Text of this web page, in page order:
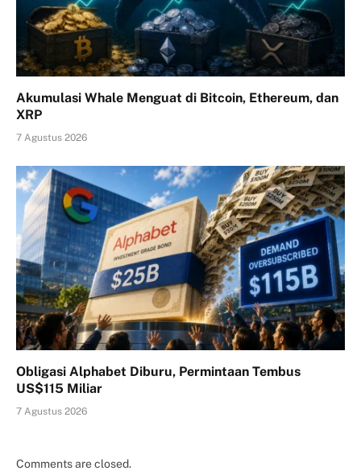
Akumulasi Whale Menguat di Bitcoin, Ethereum, dan
XRP
7 Agustus 2026
Obligasi Alphabet Diburu, Permintaan Tembus
US$115 Miliar
7 Agustus 2026
Comments are closed.